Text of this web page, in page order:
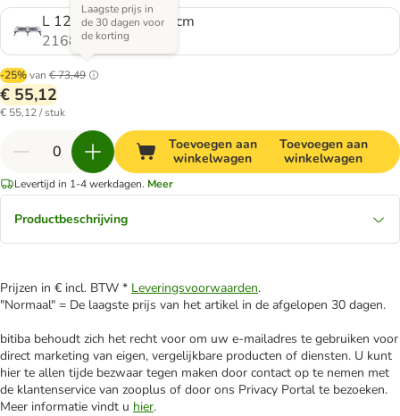
L 120 x B 70 x H 19 cm
2168474.0
-25%van € 73,49
Laagste prijs in
de 30 dagen voor
de korting
€ 55,12
€ 55,12 / stuk
Toevoegen aan
winkelwagen
Toevoegen aan
winkelwagen
Levertijd in 1-4 werkdagen. Meer
Productbeschrijving
Prijzen in € incl. BTW * Leveringsvoorwaarden.
"Normaal" = De laagste prijs van het artikel in de afgelopen 30 dagen.
bitiba behoudt zich het recht voor om uw e-mailadres te gebruiken voor
direct marketing van eigen, vergelijkbare producten of diensten. U kunt
hier te allen tijde bezwaar tegen maken door contact op te nemen met
de klantenservice van zooplus of door ons Privacy Portal te bezoeken.
Meer informatie vindt u hier.